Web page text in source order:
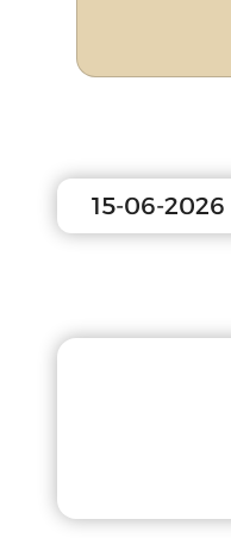
2026-06-15